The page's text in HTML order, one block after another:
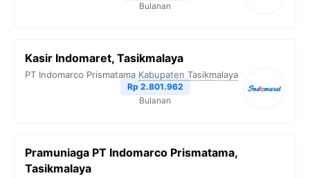
Bulanan
Kasir Indomaret, Tasikmalaya
PT Indomarco Prismatama Kabupaten Tasikmalaya
Rp 2.801.962
Bulanan
Pramuniaga PT Indomarco Prismatama,
Tasikmalaya